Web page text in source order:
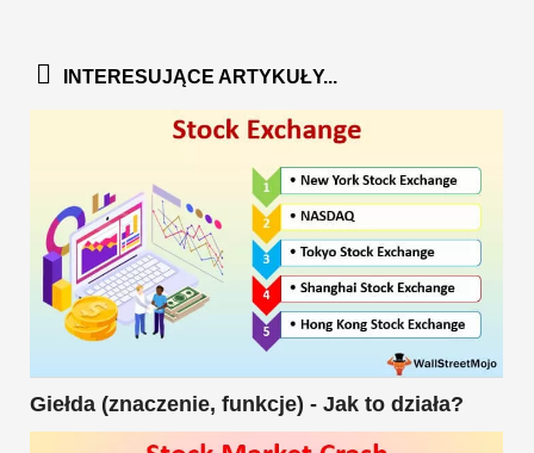
INTERESUJĄCE ARTYKUŁY...
Giełda (znaczenie, funkcje) - Jak to działa?